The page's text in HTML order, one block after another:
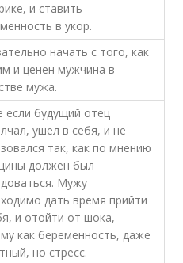
и ставить
в укор.
начать с того, как
и ценен мужчина в
мужа.
если будущий отец
ушел в себя, и не
так, как по мнению
должен был
Мужу
дать время прийти
и отойти от шока,
как беременность, даже
но стресс.